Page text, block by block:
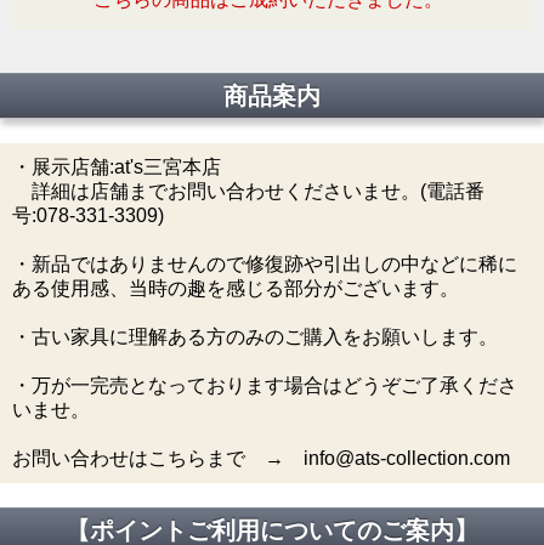
商品案内
・展示店舗:at's三宮本店
詳細は店舗までお問い合わせくださいませ。(電話番
号:078-331-3309)
・新品ではありませんので修復跡や引出しの中などに稀に
ある使用感、当時の趣を感じる部分がございます。
・古い家具に理解ある方のみのご購入をお願いします。
・万が一完売となっております場合はどうぞご了承くださ
いませ。
お問い合わせはこちらまで → info@ats-collection.com
【ポイントご利用についてのご案内】